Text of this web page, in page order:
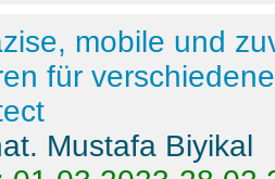
mobile und
für
Mustafa Biyikal